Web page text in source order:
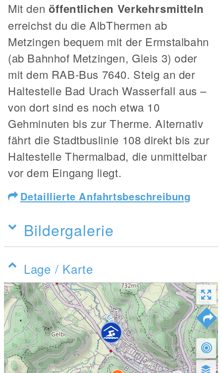
Mit den öffentlichen Verkehrsmitteln
erreichst du die AlbThermen ab
Metzingen bequem mit der Ermstalbahn
(ab Bahnhof Metzingen, Gleis 3) oder
mit dem RAB-Bus 7640. Steig an der
Haltestelle Bad Urach Wasserfall aus –
von dort sind es noch etwa 10
Gehminuten bis zur Therme. Alternativ
fährt die Stadtbuslinie 108 direkt bis zur
Haltestelle Thermalbad, die unmittelbar
vor dem Eingang liegt.
Detaillierte Anfahrtsbeschreibung
Bildergalerie
Lage / Karte